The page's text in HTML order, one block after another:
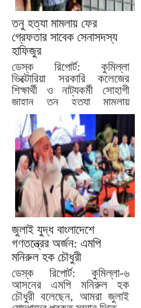
তনু হত্যা মামলায় ফের
গ্রেফতার সাবেক সেনাসদস্য
হাফিজুর
ডেস্ক রিপোর্ট: কুমিল্লা
ভিক্টোরিয়া সরকারি কলেজের
শিক্ষার্থী ও নাট্যকর্মী সোহাগী
জাহান তনু হত্যা মামলায়
জামিনে...
জুলাই যুদ্ধ বাংলাদেশে
গণতন্ত্রের অর্জন: এমপি
মনিরুল হক চৌধুরী
ডেস্ক রিপোর্ট: কুমিল্লা-৬
আসনের এমপি মনিরুল হক
চৌধুরী বলেছেন, আমরা জুলাই